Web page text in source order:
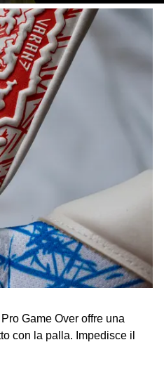
Game Over offre una
con la palla. Impedisce il